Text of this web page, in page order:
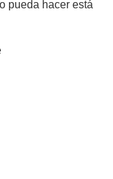
pueda hacer está